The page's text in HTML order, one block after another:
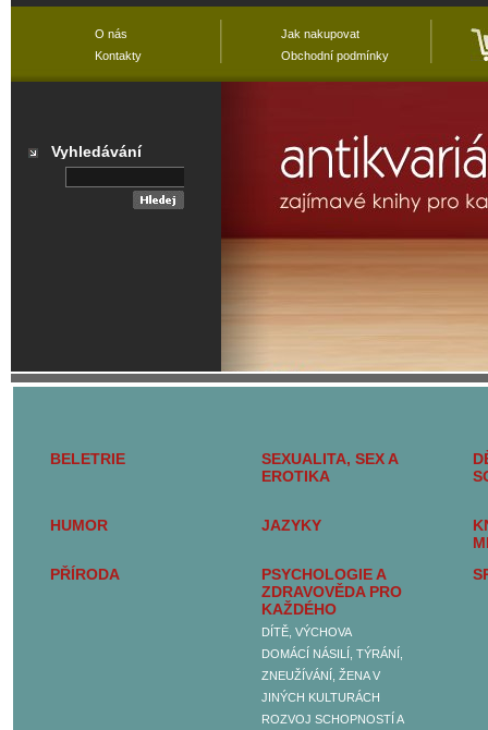
BELETRIE
SEXUALITA, SEX A
EROTIKA
HUMOR JAZYKY
PŘÍRODA
PSYCHOLOGIE A
ZDRAVOVĚDA PRO
KAŽDÉHO
DÍTĚ, VÝCHOVA
DOMÁCÍ NÁSILÍ, TÝRÁNÍ,
ZNEUŽÍVÁNÍ, ŽENA V
JINÝCH KULTURÁCH
ROZVOJ SCHOPNOSTÍ A
Hlavní kategorie
BELETRIE
DĚJINY A SOUČASNOST
O nás
Kontakty
Jak nakupovat
Obchodní podmínky
Vyhledávání